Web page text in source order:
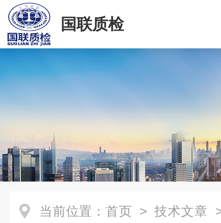
国联质检
当前位置： 首页 > 技术文章